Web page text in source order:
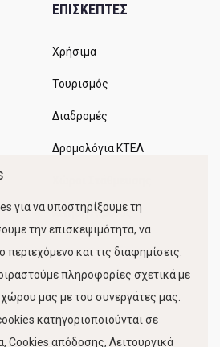
ΕΠΙΣΚΕΠΤΕΣ
Χρήσιμα
Τουρισμός
Διαδρομές
Δρομολόγια ΚΤΕΛ
Κίνηση Λιμένος
για να υποστηρίξουμε τη
την επισκεψιμότητα, να
και τις διαφημίσεις.
πληροφορίες σχετικά με
μας με του συνεργάτες μας.
κατηγοριοποιούνται σε
Cookies απόδοσης, Λειτουργικά